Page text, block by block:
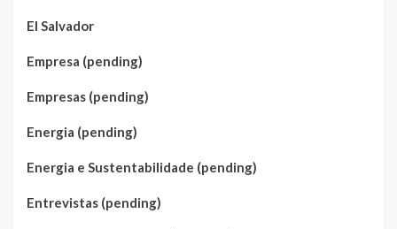
El Salvador
Empresa (pending)
Empresas (pending)
Energia (pending)
Energia e Sustentabilidade (pending)
Entrevistas (pending)